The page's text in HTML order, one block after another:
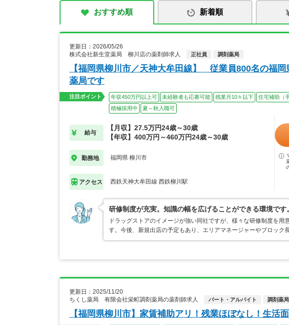
おすすめ順 新着順
更新日：2026/05/26
株式会社新生堂薬局 柳川店の薬剤師求人
正社員 調剤薬局
【福岡県柳川市／天神大牟田線】 従業員800名の福
薬局です
注目ポイント 年収450万円以上可 未経験者も応募可能 残業月10ｈ以下 住宅補助（
積極採用中
夏～秋入職可
給与
【月収】27.5万円24歳～30歳
【年収】400万円～460万円24歳～30歳
勤務地 福岡県 柳川市
アクセス 西鉄天神大牟田線 西鉄柳川駅
研修制度が充実。知識の幅を広げることができる環境です。
ドラッグストアのイメージが強い同社ですが、様々な研修制度を
す。今後、新規出店の予定もあり、エリアマネージャーやブロッ
更新日：2025/11/20
ちくし薬局 有限会社栄町調剤薬局の薬剤師求人
パート・アルバイト 調剤薬局
【福岡県柳川市】家賃補助アリ！残業ほぼなし！生